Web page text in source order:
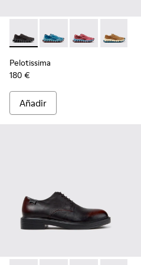
Pelotissima - K101109-006 -
Pelotissima -Pelotissima -
Pelotissima
180 €
Añadir